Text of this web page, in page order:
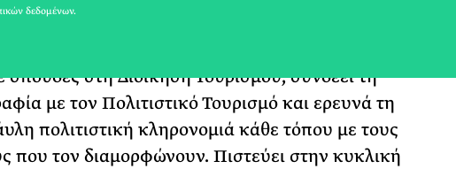
πόσο αγαπά να ακούει ανθρώπινες
σπουδές στη Διοίκηση Τουρισμού, συνδέει τη
με τον Πολιτιστικό Τουρισμό και ερευνά τη
πολιτιστική κληρονομιά κάθε τόπου με τους
που τον διαμορφώνουν. Πιστεύει στην κυκλική
δεδομένων.